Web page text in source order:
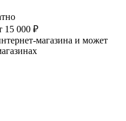
15 000 ₽
магазина и может